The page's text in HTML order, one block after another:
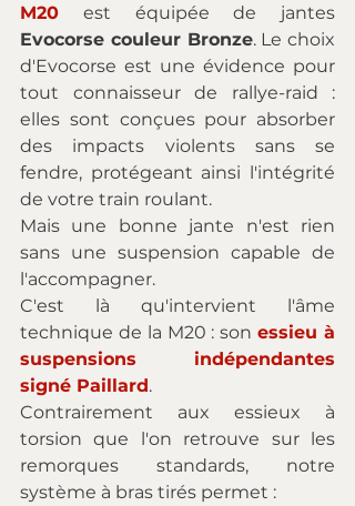
M20
Evocorse couleur Bronze. Le choix
d'Evocorse est une évidence pour
tout connaisseur de rallye-raid :
elles sont conçues pour absorber
des impacts violents sans se
fendre, protégeant ainsi l'intégrité
de votre train roulant.
Mais une bonne jante n'est rien
sans une suspension capable de
l'accompagner.
C'est là qu'intervient l'âme
technique de la M20 : son essieu à
suspensions indépendantes
signé Paillard.
Contrairement aux essieux à
torsion que l'on retrouve sur les
remorques standards, notre
système à bras tirés permet :